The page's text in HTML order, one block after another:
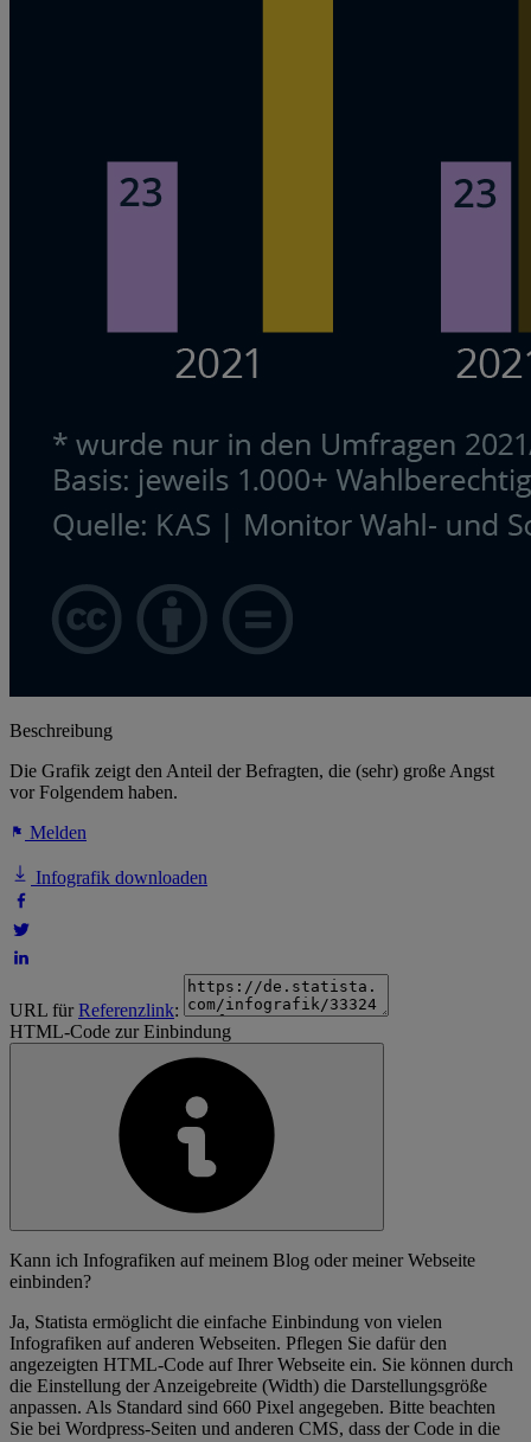
Beschreibung
Die Grafik zeigt den Anteil der Befragten, die (sehr) große Angst
vor Folgendem haben.
Melden
Infografik downloaden
URL fürReferenzlink:
HTML-Code zur Einbindung
Kann ich Infografiken auf meinem Blog oder meiner Webseite
einbinden?
Ja, Statista ermöglicht die einfache Einbindung von vielen
Infografiken auf anderen Webseiten. Pflegen Sie dafür den
angezeigten HTML-Code auf Ihrer Webseite ein. Sie können durch
die Einstellung der Anzeigebreite (Width) die Darstellungsgröße
anpassen. Als Standard sind 660 Pixel angegeben. Bitte beachten
Sie bei Wordpress-Seiten und anderen CMS, dass der Code in die